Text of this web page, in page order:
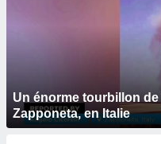
Un énorme tourbillon
Zapponeta, en Italie